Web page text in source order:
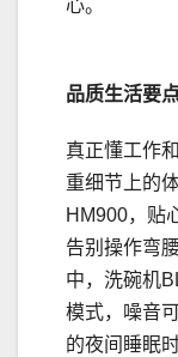
心。
品质生活要
真正懂工作
重细节上的
HM900，贴
告别操作弯
中，洗碗机
模式，噪音
的夜间睡眠